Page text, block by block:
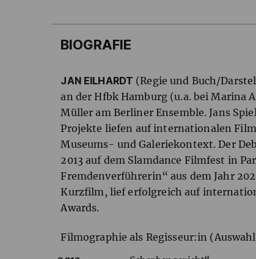
BIOGRAFIE
JAN EILHARDT (Regie und Buch/
an der Hfbk Hamburg (u.a. bei Marina
Müller am Berliner Ensemble. Jans
Projekte liefen auf internationalen
Museums- und Galeriekontext. Der
2013 auf dem Slamdance Filmfest in
Fremdenverführerin“ aus dem Jahr
Kurzfilm, lief erfolgreich auf
Awards.
Filmographie als Regisseur:in